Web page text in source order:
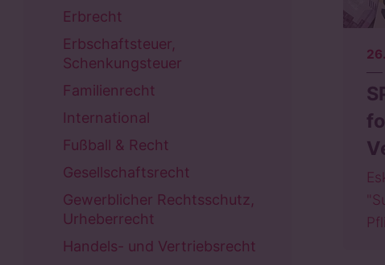
Erbrecht
Erbschaftsteuer,
Schenkungsteuer
Familienrecht
International
Fußball & Recht
Gesellschaftsrecht
Gewerblicher Rechtsschutz,
Urheberrecht
Handels- und Vertriebsrecht